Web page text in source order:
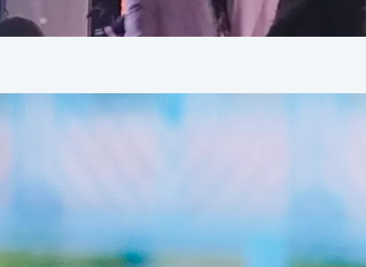
28 marca 2023
„Jak zmotywować pracownika”? „Jak siebie zmotywować”? To
indywidualnie albo przegaduję na szkoleniach. O co chodzi z tą
pożądania zarządzania w kulturze? Pogadajmy chwilę o tym.
tylko czegoś innego?Czytaj dalej